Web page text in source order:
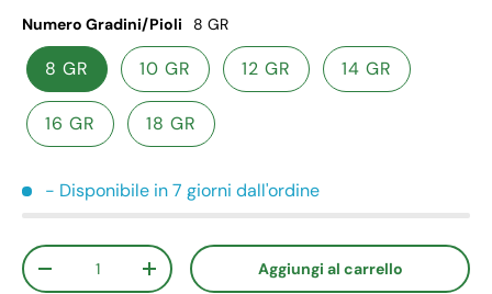
Numero Gradini/Pioli 8 GR
8 GR 10 GR 12 GR 14 GR
16 GR 18 GR
- Disponibile in 7 giorni dall'ordine
Q.tà
-
+ Aggiungi al carrello